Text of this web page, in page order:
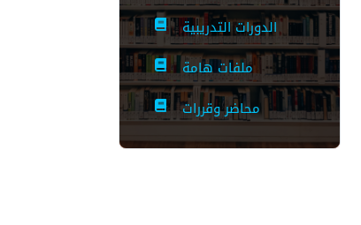
الدورات التدريبية
ملفات هامة
محاضر وقررات